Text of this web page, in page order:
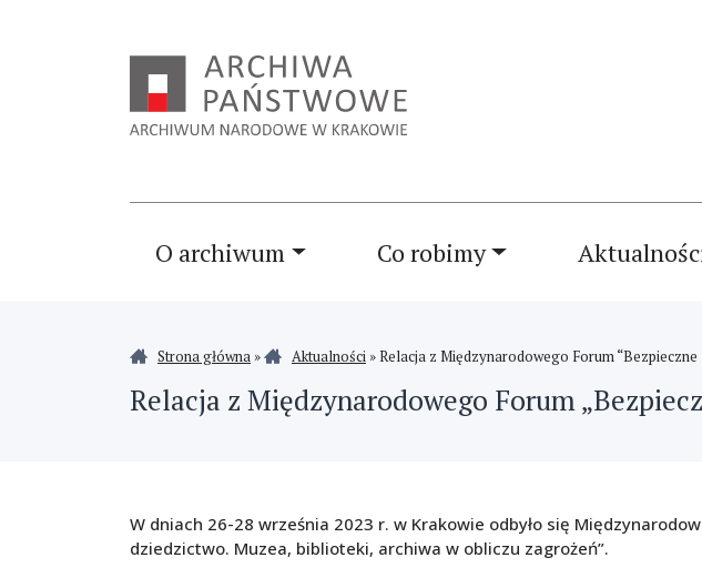
O archiwum Co robimy
Strona główna » Aktualności »Relacja z Międzynarodowego Forum
Relacja z Międzynarodowego Forum
W dniach 26-28 września 2023 r. w Krakowie odbyło się
dziedzictwo. Muzea, biblioteki, archiwa w obliczu zagrożeń”.